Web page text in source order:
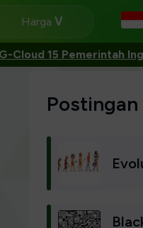
Harga
Cloud 15 Pemerintah